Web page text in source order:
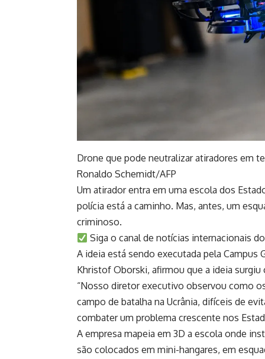
Drone que pode neutralizar atiradores em
Ronaldo Schemidt/AFP
Um atirador entra em uma escola dos
polícia está a caminho. Mas, antes, um
criminoso.
Siga o canal de notícias internacionais
A ideia está sendo executada pela Campus
Khristof Oborski, afirmou que a ideia
“Nosso diretor executivo observou como
campo de batalha na Ucrânia, difíceis de
combater um problema crescente nos
A empresa mapeia em 3D a escola onde
são colocados em mini-hangares, em